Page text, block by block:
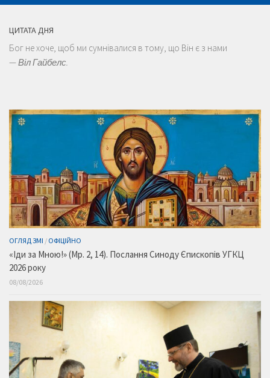
ЦИТАТА ДНЯ
Бог не хоче, щоб ми сумнівалися в тому, що Він є з нами
—Віл Гайбелс.
ОГЛЯД ЗМІ / ОФІЦІЙНО
«Іди за Мною!» (Мр. 2, 14). Послання Синоду Єпископів УГКЦ
2026 року
08/08/2026